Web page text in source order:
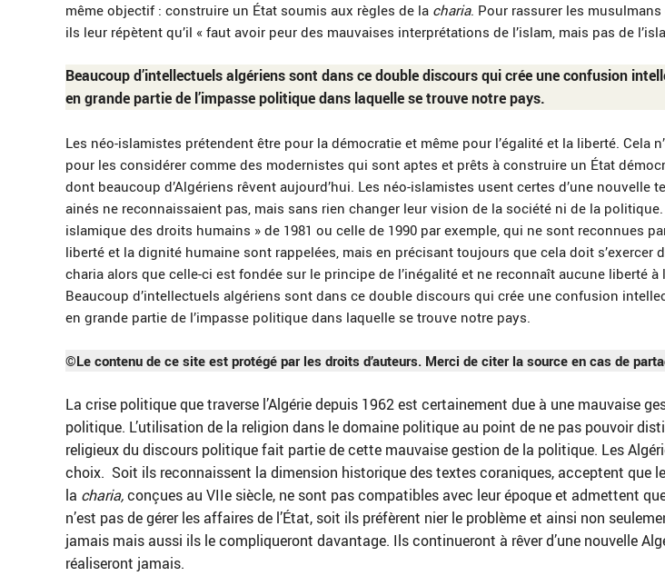
même objectif : construire un État soumis aux règles de la charia. Pour rassurer les
ils leur répètent qu’il « faut avoir peur des mauvaises interprétations de l’islam, mais pas de
Beaucoup d’intellectuels algériens sont dans ce double discours qui crée une confusion
en grande partie de l’impasse politique dans laquelle se trouve notre pays.
Les néo-islamistes prétendent être pour la démocratie et même pour l’égalité et la liberté. Cela
pour les considérer comme des modernistes qui sont aptes et prêts à construire un État
dont beaucoup d’Algériens rêvent aujourd’hui. Les néo-islamistes usent certes d’une nouvelle
ainés ne reconnaissaient pas, mais sans rien changer leur vision de la société ni de la politique.
islamique des droits humains » de 1981 ou celle de 1990 par exemple, qui ne sont reconnues par
liberté et la dignité humaine sont rappelées, mais en précisant toujours que cela doit s’exercer
charia alors que celle-ci est fondée sur le principe de l’inégalité et ne reconnaît aucune liberté à
Beaucoup d’intellectuels algériens sont dans ce double discours qui crée une confusion
en grande partie de l’impasse politique dans laquelle se trouve notre pays.
©Le contenu de ce site est protégé par les droits d’auteurs. Merci de citer la source en cas de
La crise politique que traverse l’Algérie depuis 1962 est certainement due à une mauvaise
politique. L’utilisation de la religion dans le domaine politique au point de ne pas pouvoir
religieux du discours politique fait partie de cette mauvaise gestion de la politique. Les
choix. Soit ils reconnaissent la dimension historique des textes coraniques, acceptent que
la charia,conçues au VIIe siècle, ne sont pas compatibles avec leur époque et admettent
n’est pas de gérer les affaires de l’État, soit ils préfèrent nier le problème et ainsi non
jamais mais aussi ils le compliqueront davantage. Ils continueront à rêver d’une nouvelle
réaliseront jamais.